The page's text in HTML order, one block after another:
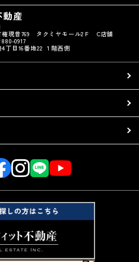
動産
権現昔769 タクミヤモール2Ｆ C店舗
0917
丁目16番地22 １階西側